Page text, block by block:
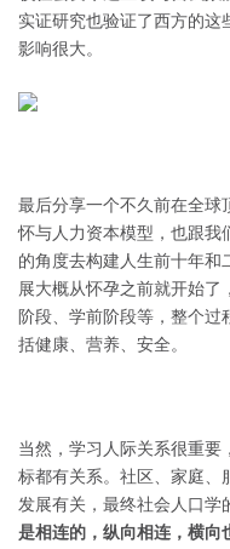
实证研究也验证了西方的这
影响很大。
最后分享一个不久前在全球
怀与人力资本模型，也跟我
的角度去构建人生前十年和
展大概从怀孕之前就开始
阶段、学前阶段等，整个
括健康、营养、安全。
当然，学习人际关系很重要
标都有关系。社区、家庭、
发展有关，最终社会人口学
是相连的，纵向相连，横向